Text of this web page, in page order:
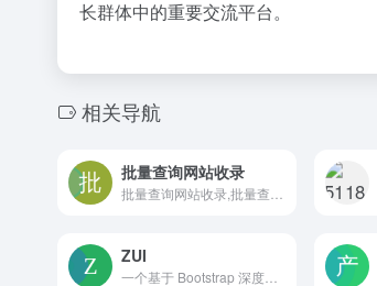
长群体中的重要交流平台。
相关导航
批量查询网站收录
ZUI